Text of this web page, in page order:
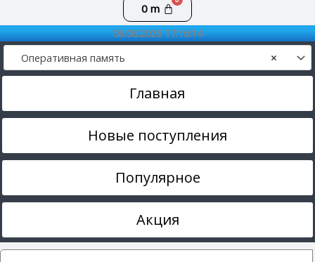
0m
Корзина
08.08.2026 17:16:14
×
Оперативная память
Главная
Новые поступления
Популярное
Акция